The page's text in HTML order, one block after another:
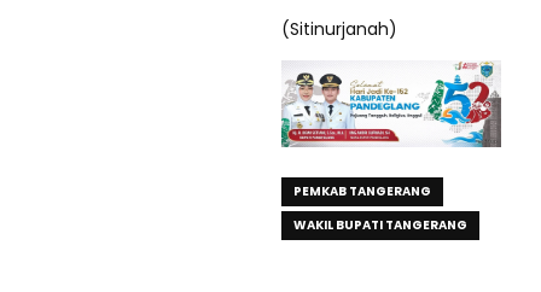
(Sitinurjanah)
PEMKAB TANGERANG
WAKIL BUPATI TANGERANG